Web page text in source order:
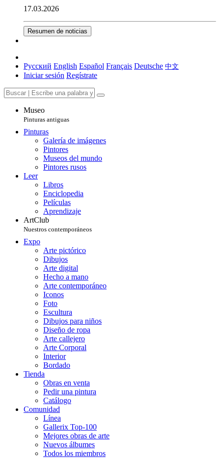
17.03.2026
Resumen de noticias
Русский English Español Français Deutsche 中文
Iniciar sesión Regístrate
Museo
Pinturas antiguas
Pinturas
Galería de imágenes
Pintores
Museos del mundo
Pintores rusos
Leer
Libros
Enciclopedia
Películas
Aprendizaje
ArtClub
Nuestros contemporáneos
Expo
Arte pictórico
Dibujos
Arte digital
Hecho a mano
Arte contemporáneo
Iconos
Foto
Escultura
Dibujos para niños
Diseño de ropa
Arte callejero
Arte Corporal
Interior
Bordado
Tienda
Obras en venta
Pedir una pintura
Catálogo
Comunidad
Línea
Gallerix Top-100
Mejores obras de arte
Nuevos álbumes
Todos los miembros